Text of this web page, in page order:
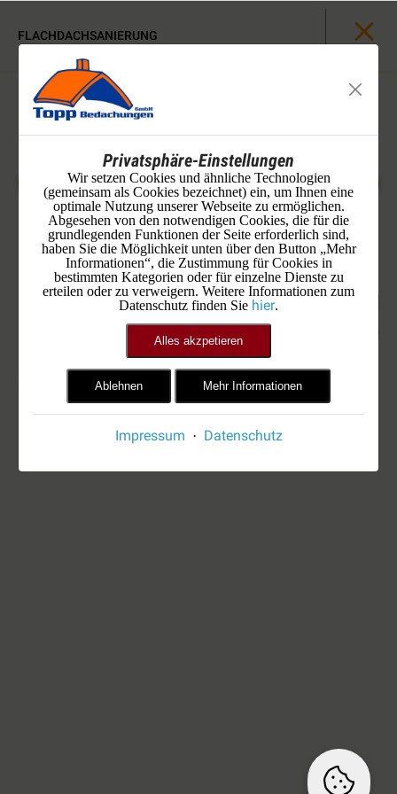
FLACHDACHSANIERUNG
problematischer
Privatsphäre-Einstellungen
Wir setzen Cookies und ähnliche Technologien
(gemeinsam als Cookies bezeichnet) ein, um Ihnen eine
optimale Nutzung unserer Webseite zu ermöglichen.
Abgesehen von den notwendigen Cookies, die für die
grundlegenden Funktionen der Seite erforderlich sind,
haben Sie die Möglichkeit unten über den Button „Mehr
Informationen“, die Zustimmung für Cookies in
bestimmten Kategorien oder für einzelne Dienste zu
erteilen oder zu verweigern. Weitere Informationen zum
Datenschutz finden Sie hier.
Alles akzpetieren
Ablehnen Mehr Informationen
Impressum · Datenschutz